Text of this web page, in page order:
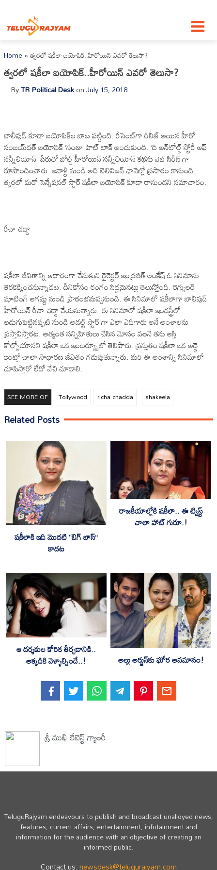
Home»త్వరలో షకీలా బయోపిక్..హీరోయిన్ ఎవరో తెలుసా?
త్వరలో షకీలా బయోపిక్..హీరోయిన్ ఎవరో తెలుసా?
ByTR Political DeskonJuly 15, 2018
బాలీవుడ్ కూడా బ‌యోపిక్‌ల బాట ప‌ట్టింది. రీసెంట్‌గా రిలీజ్ అయిన హీరో
సంజ‌య్‌ద‌త్ బ‌యోపిక్ ‘సంజు’ హిట్ టాక్ అందుకుంది. ‘ది అన్‌టోల్డ్ స్టోరీ ఆఫ్
సన్నీలియోన్’ పేరుతో బోల్డ్ హీరోయిన్ స‌న్నీలియోన్ కథను వెబ్ సిరీస్ గా
రూపొందించారు. ఇవాళ్టి నుండి అది టెలివిజన్ ఛానెల్లో ప్రసారం కానుంది.
త్వరలో మరో సెన్సేషనల్ స్టార్ షకీలా బయోపిక్ కూడా రానుందని సమాచారం.
రీచా చద్దా
షకీలా జీవితాన్ని ఆధారంగా చేసుకుని డైరెక్టర్ ఇంద్రజిత్ లంకేష్ ఓ సినిమాను
తెరకెక్కించనున్నాడట. దీనికోసం రంగం సిద్ధమైనట్లు తెలుస్తోంది. రెగ్యులర్
షూటింగ్ ఆగష్టు నుండి ప్రారంభమవ్వనుంది. ఈ సినిమాలో షకీలాగా బాలీవుడ్
హీరోయిన్ రీచా చద్దా చేయనున్నారు. ఈ సినిమాలో షకీలా ఇండస్ట్రీలో
అడుగుపెట్టినప్పటి నుండి అడల్ట్ స్టార్ గా ఎలా ఎదిగారు అనే అంశాలను
ప్రస్తావిస్తారట. అత్యంత సన్నిహితులు చేసిన మోసం వలనే తను ఆస్తి
కోల్పోయానని షకీలా ఒక ఇంటర్వ్యూలో తెలిపారు. ప్రస్తుతం షకీలా ఒక అద్దె
ఇంట్లో చాలా సాధారణ జీవితం గడుపుతున్నారు. మరి ఈ అంశాన్ని సినిమాలో
చూపిస్తారో లేదో వేచి చూడాలి.
SEE MORE OF Tollywood richa chadda shakeela
Related Posts
షకీలాకి ఇది మొదటి “బిగ్ బాస్”
కాదట
రాజకీయాల్లోకి షకీలా.. ఈ ట్విస్ట్
చాలా హాట్ గురూ.!
ఆ ద‌ర్శ‌కుల కోరిక తీర్చ‌డానికి..
అక్క‌డికి వెళ్ళాల్సిందే..! అల్లు అర్జున్‌కు ఘోర అవ‌మానం!
శ్రీ ముఖి లేటెస్ట్ గ్యాలరీ
TeluguRajyam endeavours to publish and broadcast unalloyed news,
features, current affairs, entertainment, infotainment and
information for the audience with an objective of creating an
informed public.
Contact us:newsdesk@telugurajyam.com